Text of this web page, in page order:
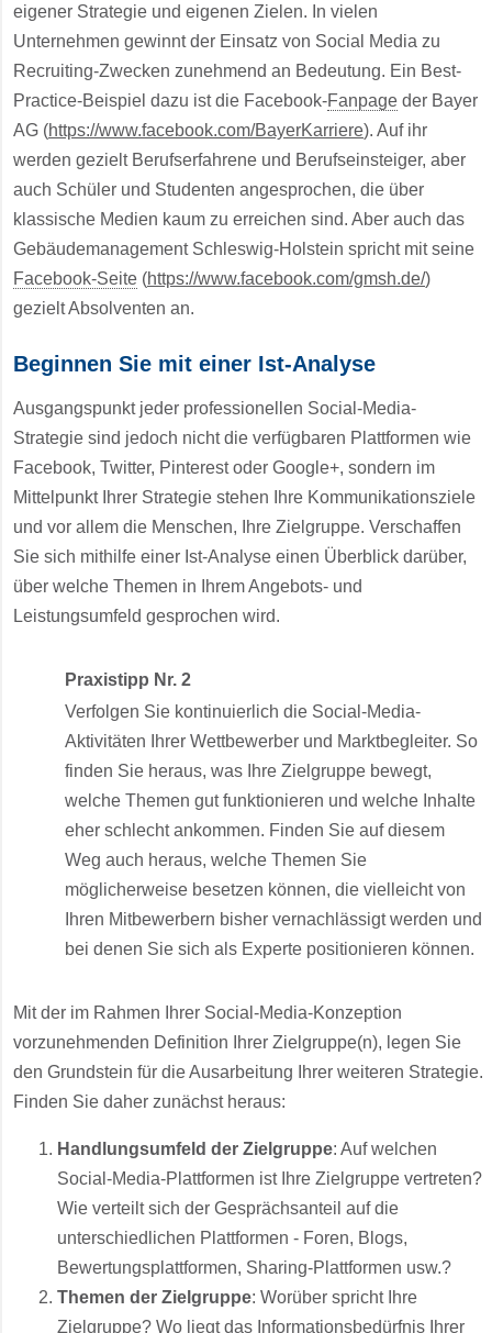
eigener Strategie und eigenen Zielen. In vielen
Unternehmen gewinnt der Einsatz von Social Media zu
Recruiting-Zwecken zunehmend an Bedeutung. Ein Best-
Practice-Beispiel dazu ist die Facebook-Fanpage der Bayer
AG (https://www.facebook.com/BayerKarriere). Auf ihr
werden gezielt Berufserfahrene und Berufseinsteiger, aber
auch Schüler und Studenten angesprochen, die über
klassische Medien kaum zu erreichen sind. Aber auch das
Gebäudemanagement Schleswig-Holstein spricht mit seine
Facebook-Seite (https://www.facebook.com/gmsh.de/)
gezielt Absolventen an.
Beginnen Sie mit einer Ist-Analyse
Ausgangspunkt jeder professionellen Social-Media-
Strategie sind jedoch nicht die verfügbaren Plattformen wie
Facebook, Twitter, Pinterest oder Google+, sondern im
Mittelpunkt Ihrer Strategie stehen Ihre Kommunikationsziele
und vor allem die Menschen, Ihre Zielgruppe. Verschaffen
Sie sich mithilfe einer Ist-Analyse einen Überblick darüber,
über welche Themen in Ihrem Angebots- und
Leistungsumfeld gesprochen wird.
Praxistipp Nr. 2
Verfolgen Sie kontinuierlich die Social-Media-
Aktivitäten Ihrer Wettbewerber und Marktbegleiter. So
finden Sie heraus, was Ihre Zielgruppe bewegt,
welche Themen gut funktionieren und welche Inhalte
eher schlecht ankommen. Finden Sie auf diesem
Weg auch heraus, welche Themen Sie
möglicherweise besetzen können, die vielleicht von
Ihren Mitbewerbern bisher vernachlässigt werden und
bei denen Sie sich als Experte positionieren können.
Mit der im Rahmen Ihrer Social-Media-Konzeption
vorzunehmenden Definition Ihrer Zielgruppe(n), legen Sie
den Grundstein für die Ausarbeitung Ihrer weiteren Strategie.
Finden Sie daher zunächst heraus:
Handlungsumfeld der Zielgruppe: Auf welchen
Social-Media-Plattformen ist Ihre Zielgruppe vertreten?
Wie verteilt sich der Gesprächsanteil auf die
unterschiedlichen Plattformen - Foren, Blogs,
Bewertungsplattformen, Sharing-Plattformen usw.?
Themen der Zielgruppe: Worüber spricht Ihre
Zielgruppe? Wo liegt das Informationsbedürfnis Ihrer